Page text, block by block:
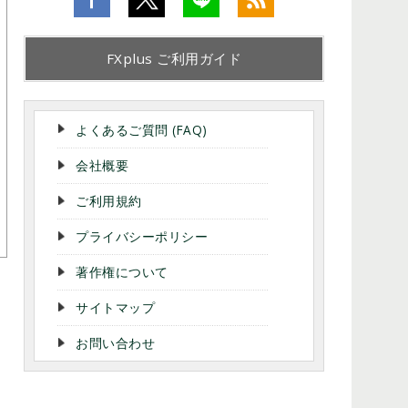
FXplus ご利用ガイド
よくあるご質問 (FAQ)
会社概要
ご利用規約
プライバシーポリシー
著作権について
サイトマップ
お問い合わせ